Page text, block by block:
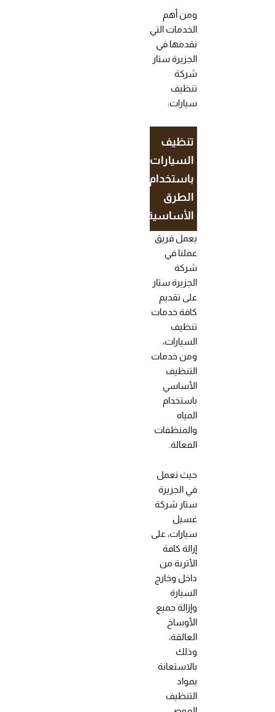
ومن أهم
الخدمات التي
نقدمها في
الجزيرة ستار
شركة
تنظيف
سيارات:
تنظيف
السيارات
باستخدام
الطرق
الأساسية
يعمل فريق
عملنا في
شركة
الجزيرة ستار
على تقديم
كافة خدمات
تنظيف
السيارات،
ومن خدمات
التنظيف
الأساسي
باستخدام
المياه
والمنظفات
الفعالة.
حيث نعمل
في الجزيرة
ستار شركة
غسيل
سيارات، على
إزالة كافة
الأتربة من
داخل وخارج
السيارة
وإزالة جميع
الأوساخ
العالقة،
وذلك
بالاستعانة
بمواد
التنظيف